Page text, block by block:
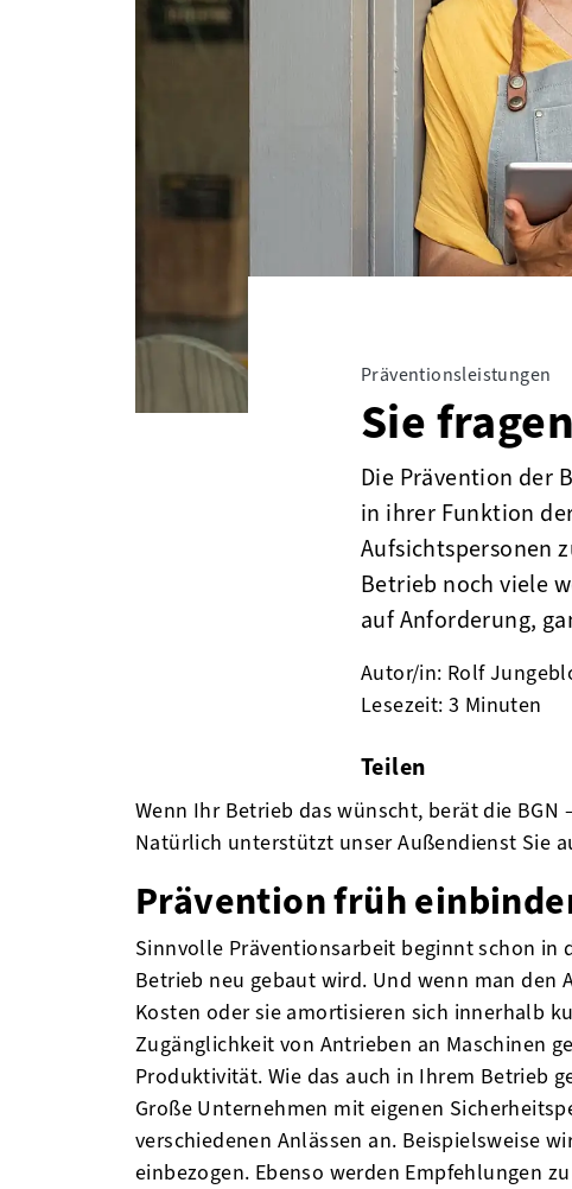
Präventionsleistungen
Sie
Die Prävention der
in ihrer Funktion
Aufsichtspersonen
Betrieb noch viele
auf Anforderung,
Autor/in: Rolf
Lesezeit: 3 Minuten
Teilen
facebook
twitterlinkedin
Wenn Ihr Betrieb das wünscht, berät die
Natürlich unterstützt unser Außendienst Sie
Prävention früh
Sinnvolle Präventionsarbeit beginnt schon in
Betrieb neu gebaut wird. Und wenn man den
Kosten oder sie amortisieren sich innerhalb
Zugänglichkeit von Antrieben an Maschinen
Produktivität. Wie das auch in Ihrem Betrieb
Große Unternehmen mit eigenen
verschiedenen Anlässen an. Beispielsweise
einbezogen. Ebenso werden Empfehlungen